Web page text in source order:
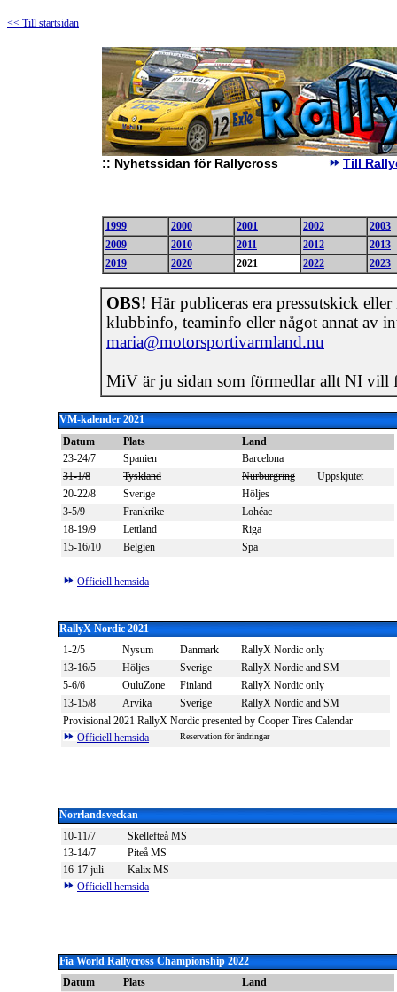
<< Till startsidan
:: Nyhetssidan för Rallycross Till
1999 2000 2001 2002
2003
2009
2010 2011 2012
2013
2019
2020 2021 2022 2023
OBS! Här publiceras era pressutskick
klubbinfo, teaminfo eller något annat av
maria@motorsportivarmland.nu
MiV är ju sidan som förmedlar allt NI vill
VM-kalender 2021
Datum
Plats
Land
23-24/7
Spanien
Barcelona
31-1/8
Tyskland Nürburgring
Uppskjutet
20-22/8
Sverige
Höljes
3-5/9
Frankrike
Lohéac
18-19/9
Lettland
Riga
15-16/10
Belgien Spa
Officiell hemsida
RallyX Nordic 2021
1-2/5
Nysum Danmark
RallyX Nordic only
13-16/5
Höljes Sverige
RallyX Nordic and SM
5-6/6
OuluZone Finland
RallyX Nordic only
13-15/8
Arvika Sverige
RallyX Nordic and SM
Provisional 2021 RallyX Nordic presented by Cooper Tires Calendar
Officiell hemsida
Reservation för ändringar
Norrlandsveckan
10-11/7
Skellefteå MS
13-14/7
Piteå MS
16-17 juli
Kalix MS
Officiell hemsida
Fia World Rallycross Championship2022
Datum
Plats
Land